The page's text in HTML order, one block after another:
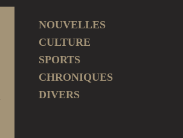
NOUVELLES
CULTURE
SPORTS
CHRONIQUES
DIVERS